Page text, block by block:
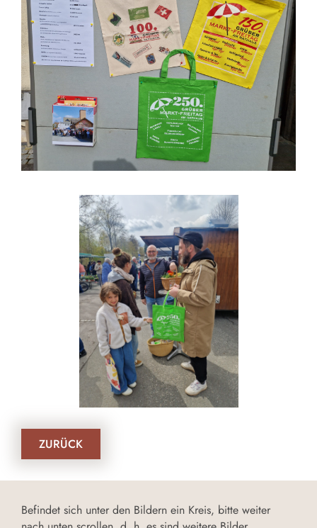
ZURÜCK
Befindet sich unter den Bildern ein Kreis, bitte weiter